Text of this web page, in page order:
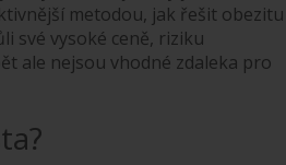
metodou, jak řešit obezitu
své vysoké ceně, riziku
ale nejsou vhodné zdaleka pro